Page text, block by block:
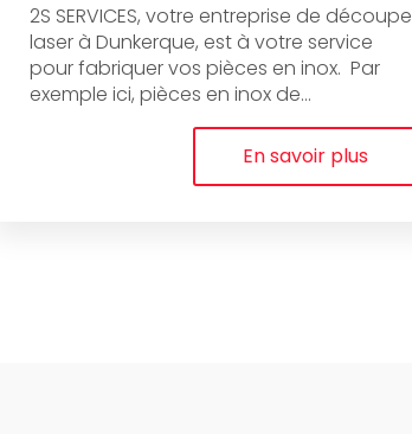
2S SERVICES, votre entreprise de découpe
laser à Dunkerque, est à votre service
pour fabriquer vos pièces en inox. Par
exemple ici, pièces en inox de...
En savoir plus